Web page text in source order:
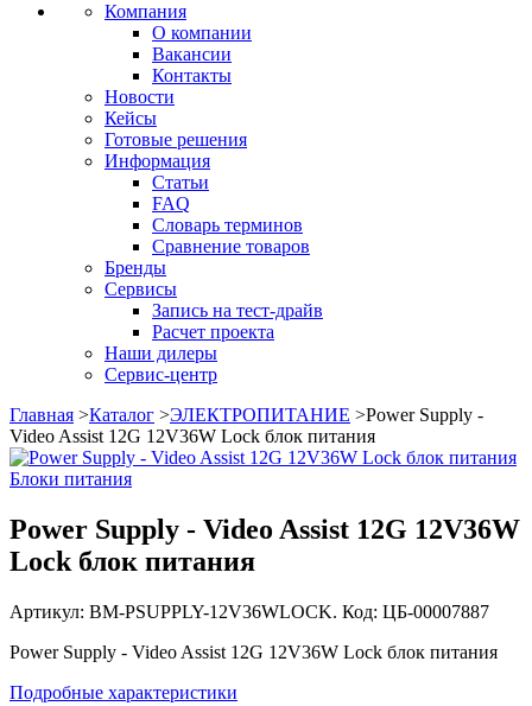
Компания
О компании
Вакансии
Контакты
Новости
Кейсы
Готовые решения
Информация
Статьи
FAQ
Словарь терминов
Сравнение товаров
Бренды
Сервисы
Запись на тест-драйв
Расчет проекта
Наши дилеры
Сервис-центр
Главная >Каталог >ЭЛЕКТРОПИТАНИЕ >Power Supply -
Video Assist 12G 12V36W Lock блок питания
Блоки питания
Power Supply - Video Assist 12G 12V36W
Lock блок питания
Артикул: BM-PSUPPLY-12V36WLOCK. Код: ЦБ-00007887
Power Supply - Video Assist 12G 12V36W Lock блок питания
Подробные характеристики